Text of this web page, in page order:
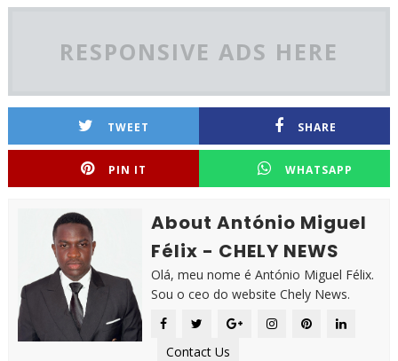
RESPONSIVE ADS HERE
TWEET SHARE
PIN IT WHATSAPP
About António Miguel
Félix - CHELY NEWS
Olá, meu nome é António Miguel Félix.
Sou o ceo do website Chely News.
Contact Us